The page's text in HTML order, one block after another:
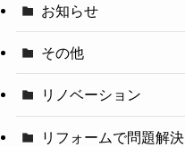
お知らせ
その他
リノベーション
リフォームで問題解決